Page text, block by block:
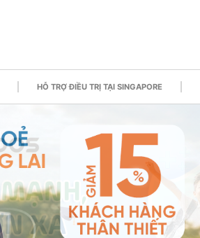
HỖ TRỢ ĐIỀU TRỊ TẠI SINGAPORE